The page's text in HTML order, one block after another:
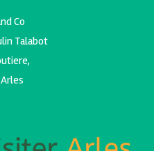
Co
Talabot